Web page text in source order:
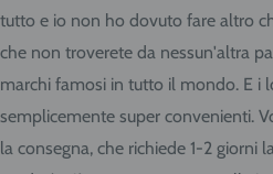
tutto e io non ho dovuto fare altro
che non troverete da nessun'altra
marchi famosi in tutto il mondo. E i
semplicemente super convenienti.
la consegna, che richiede 1-2 giorni